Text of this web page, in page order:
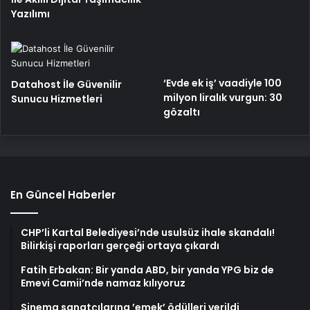
Yazılımı
Datahost İle Güvenilir
Sunucu Hizmetleri
‘Evde ek iş’ vaadiyle 100
milyon liralık vurgun: 30
gözaltı
En Güncel Haberler
CHP’li Kartal Belediyesi’nde usulsüz ihale skandalı!
Bilirkişi raporları gerçeği ortaya çıkardı
Fatih Erbakan: Bir yanda ABD, bir yanda YPG biz de
Emevi Camii’nde namaz kılıyoruz